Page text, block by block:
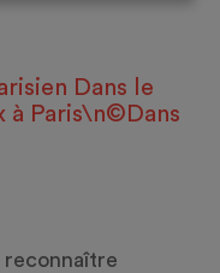
Dans le
à Paris\n©Dans